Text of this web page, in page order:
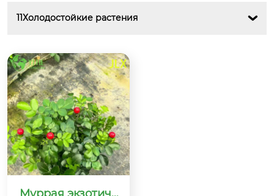
11Холодостойкие растения 